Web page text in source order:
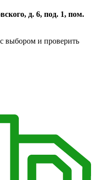
д. 6, под. 1, пом.
выбором и проверить